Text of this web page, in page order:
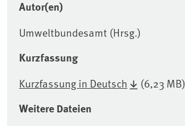
Autor(en)
Umweltbundesamt (Hrsg.)
Kurzfassung
Kurzfassung in Deutsch (6,23 MB)
Weitere Dateien